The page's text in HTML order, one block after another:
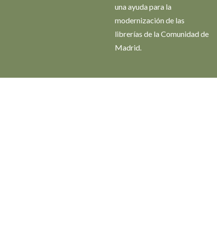
una ayuda para la
modernización de las
librerías de la Comunidad de
Madrid.